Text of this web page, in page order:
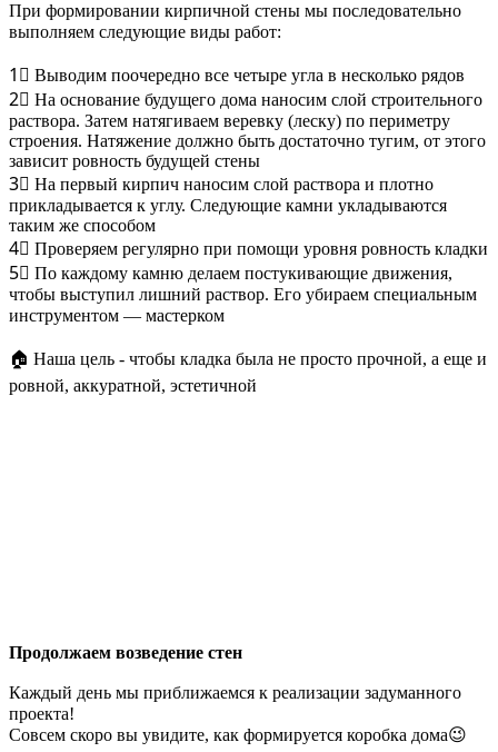
При формировании кирпичной стены мы последовательно
выполняем следующие виды работ: ⠀
1⃣ Выводим поочередно все четыре угла в несколько рядов
2⃣ На основание будущего дома наносим слой строительного
раствора. Затем натягиваем веревку (леску) по периметру
строения. Натяжение должно быть достаточно тугим, от этого
зависит ровность будущей стены
3⃣ На первый кирпич наносим слой раствора и плотно
прикладывается к углу. Следующие камни укладываются
таким же способом
4⃣ Проверяем регулярно при помощи уровня ровность кладки
5⃣ По каждому камню делаем постукивающие движения,
чтобы выступил лишний раствор. Его убираем специальным
инструментом — мастерком ⠀⠀
🏠 Наша цель - чтобы кладка была не просто прочной, а еще и
ровной, аккуратной, эстетичной
Продолжаем возведение стен
Каждый день мы приближаемся к реализации задуманного
проекта! ⠀
Совсем скоро вы увидите, как формируется коробка дома😉